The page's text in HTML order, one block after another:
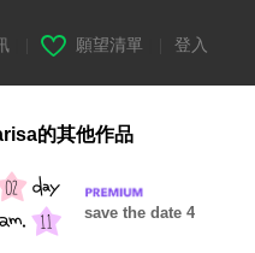
願望清單 登入
的其他作品
save the date 4